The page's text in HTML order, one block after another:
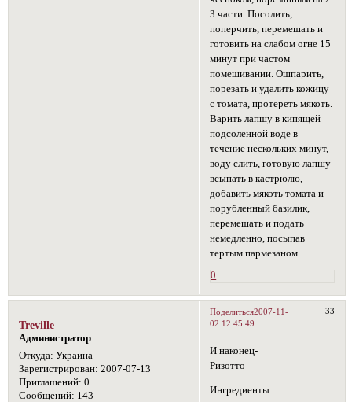
3 части. Посолить,
поперчить, перемешать и
готовить на слабом огне 15
минут при частом
помешивании. Ошпарить,
порезать и удалить кожицу
с томата, протереть мякоть.
Варить лапшу в кипящей
подсоленной воде в
течение нескольких минут,
воду слить, готовую лапшу
всыпать в кастрюлю,
добавить мякоть томата и
порубленный базилик,
перемешать и подать
немедленно, посыпав
тертым пармезаном.
0
Поделиться 33
2007-11-
02 12:45:49
Treville
Администратор
Откуда: Украина
Зарегистрирован: 2007-07-13
Приглашений: 0
Сообщений: 143
И наконец-
Ризотто
Ингредиенты: